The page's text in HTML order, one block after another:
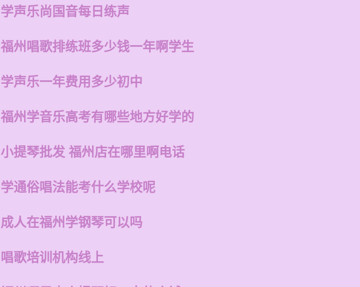
学声乐尚国音每日练声
福州唱歌排练班多少钱一年啊学生
学声乐一年费用多少初中
福州学音乐高考有哪些地方好学的
小提琴批发 福州店在哪里啊电话
学通俗唱法能考什么学校呢
成人在福州学钢琴可以吗
唱歌培训机构线上